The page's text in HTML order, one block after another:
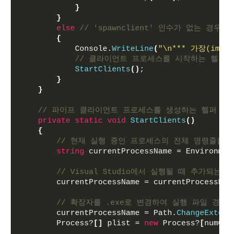
}
}
else
// 'spawnclient' 인수가 없는 경우, 여
{
            Console.
WriteLine( "\n*** 가장
// 클라이언트 프로세스를 시작하는 헬퍼
StartClients() ;
}
}
// 파이프 클라이언트 프로세스를 생성하는 헬퍼 함
private
static void StartClients()
{
// 현재 실행 중인 프로세스의 전체 명령
string currentProcessName =
// Visual Studio에서 실행될 때 추가되는 따
currentProcessName =
// 확장자를 .exe로 변경하여 실행 파일 경로
        currentProcessName = Path.
        Process?
[] plist = new Process? [